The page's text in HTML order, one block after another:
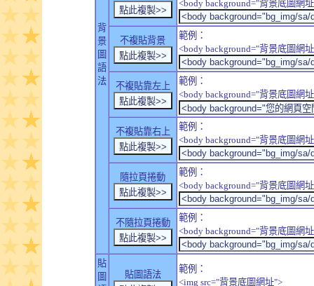
背
景
圖
語
法
<body background="背景底圖網
不複貼背景
範例：
<body background="背景底圖網
不複貼靠左上
範例：
<body background="背景底圖網
不複貼靠右上
範例：
<body background="背景底圖網
隨拉頁捲動
範例：
<body background="背景底圖網
不隨拉頁捲動
範例：
<body background="背景底圖網
貼
圖
貼圖語法
範例：
<img src="背景底圖網址">